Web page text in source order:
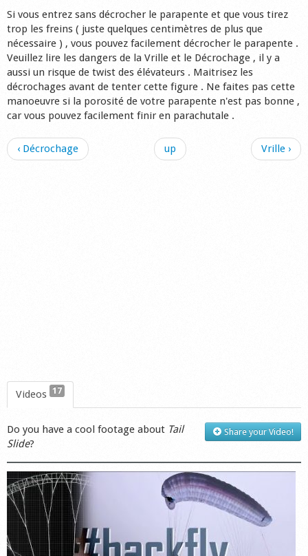
Si vous entrez sans décrocher le parapente et que vous tirez
trop les freins ( juste quelques centimètres de plus que
nécessaire ) , vous pouvez facilement décrocher le parapente .
Veuillez lire les dangers de la Vrille et le Décrochage , il y a
aussi un risque de twist des élévateurs . Maitrisez les
décrochages avant de tenter cette figure . Ne faites pas cette
manoeuvre si la porosité de votre parapente n'est pas bonne ,
car vous pouvez facilement finir en parachutale .
‹ Décrochage up Vrille ›
Videos 17
Share your Video!
Do you have a cool footage about Tail
Slide?